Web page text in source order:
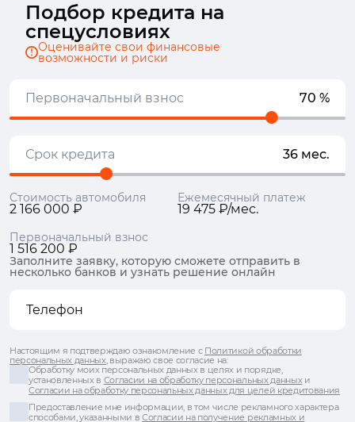
Подбор кредита на
спецусловиях
Оценивайте свои финансовые
возможности и риски
Первоначальный взнос 70 %
Срок кредита 36 мес.
Стоимость автомобиля
2 166 000 ₽
Ежемесячный платеж
19 475 ₽/мес.
Первоначальный взнос
1 516 200 ₽
Заполните заявку, которую сможете отправить в
несколько банков и узнать решение онлайн
Настоящим я подтверждаю ознакомление с Политикой обработки
персональных данных, выражаю свое согласие на:
Обработку моих персональных данных в целях и порядке,
установленных в Согласии на обработку персональных данныхи
Согласии на обработку персональных данных для целей кредитования
Предоставление мне информации, в том числе рекламного характера
способами, указанными вСогласии на получение рекламных и